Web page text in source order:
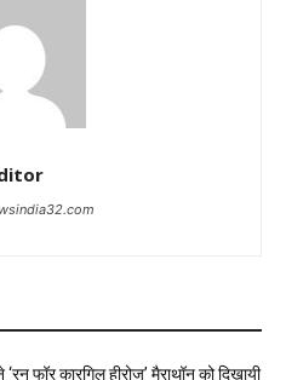
फॉर कारगिल हीरोज’ मैराथॉन को दिखायी